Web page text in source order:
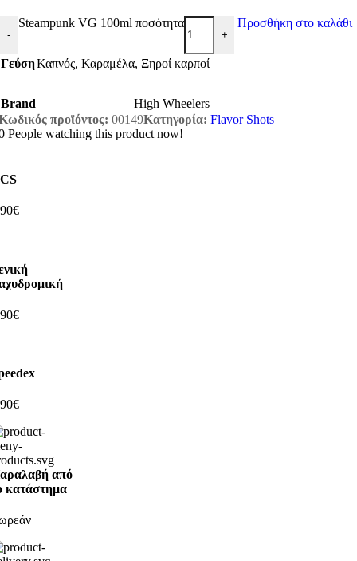
-
Steampunk VG 100ml ποσότητα
+
Προσθήκη στο καλάθι
ΓεύσηΚαπνός, Καραμέλα, Ξηροί καρποί
Brand
High Wheelers
προϊόντος: 00149Κατηγορία: Flavor Shots
People watching this product now!
από
κατάστημα